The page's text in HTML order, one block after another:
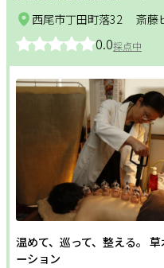
0.0採点中
西尾市丁田町落32 斎藤
温めて、巡って、整える。
ーション